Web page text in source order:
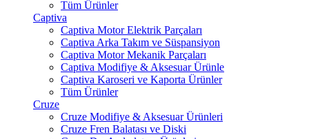
Tüm Ürünler
Captiva
Captiva Motor Elektrik Parçaları
Captiva Arka Takım ve Süspansiyon
Captiva Motor Mekanik Parçaları
Captiva Modifiye & Aksesuar Ürünle
Captiva Karoseri ve Kaporta Ürünler
Tüm Ürünler
Cruze
Cruze Modifiye & Aksesuar Ürünleri
Cruze Fren Balatası ve Diski